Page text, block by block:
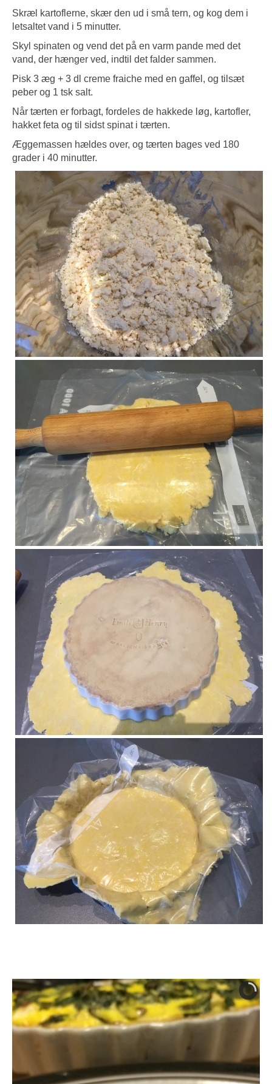
Skræl kartoflerne, skær den ud i små tern, og kog dem i
letsaltet vand i 5 minutter.
Skyl spinaten og vend det på en varm pande med det
vand, der hænger ved, indtil det falder sammen.
Pisk 3 æg + 3 dl creme fraiche med en gaffel, og tilsæt
peber og 1 tsk salt.
Når tærten er forbagt, fordeles de hakkede løg, kartofler,
hakket feta og til sidst spinat i tærten.
Æggemassen hældes over, og tærten bages ved 180
grader i 40 minutter.